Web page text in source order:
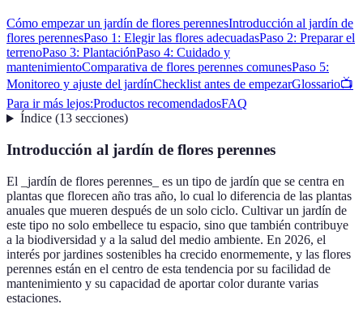
Cómo empezar un jardín de flores perennesIntroducción al jardín de
flores perennesPaso 1: Elegir las flores adecuadasPaso 2: Preparar el
terrenoPaso 3: PlantaciónPaso 4: Cuidado y
mantenimientoComparativa de flores perennes comunesPaso 5:
Monitoreo y ajuste del jardínChecklist antes de empezarGlossario📺
Para ir más lejos:Productos recomendadosFAQ
Índice(13 secciones)
Introducción al jardín de flores perennes
El _jardín de flores perennes_ es un tipo de jardín que se centra en
plantas que florecen año tras año, lo cual lo diferencia de las plantas
anuales que mueren después de un solo ciclo. Cultivar un jardín de
este tipo no solo embellece tu espacio, sino que también contribuye
a la biodiversidad y a la salud del medio ambiente. En 2026, el
interés por jardines sostenibles ha crecido enormemente, y las flores
perennes están en el centro de esta tendencia por su facilidad de
mantenimiento y su capacidad de aportar color durante varias
estaciones.